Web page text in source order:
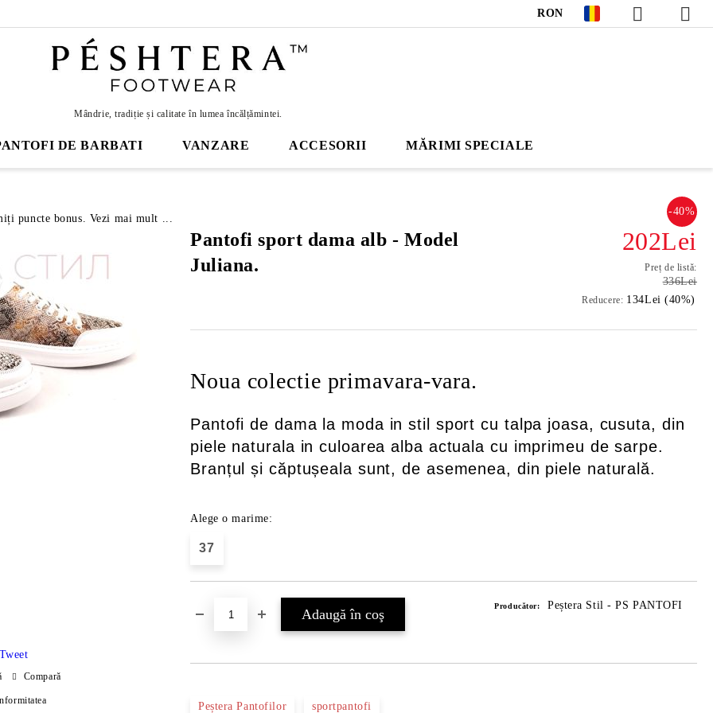
RON
Mândrie, tradiție și calitate în lumea încălțămintei.
DE BARBATI VANZARE ACCESORII MĂRIMI SPECIALE
puncte bonus. Vezi mai mult ...
Pantofi sport dama alb - Model
Juliana.
-40%
202Lei
Preț de listă:
336Lei
Reducere: 134Lei (40%)
Noua colectie primavara-vara.
Pantofi de dama la moda in stil sport cu talpa joasa, cusuta, din
piele naturala in culoarea alba actuala cu imprimeu de sarpe.
Branțul și căptușeala sunt, de asemenea, din piele naturală.
Alege o marime:
37
Producător: Peștera Stil - PS PANTOFI
Peștera Pantofilor sportpantofi
Tweet
Compară